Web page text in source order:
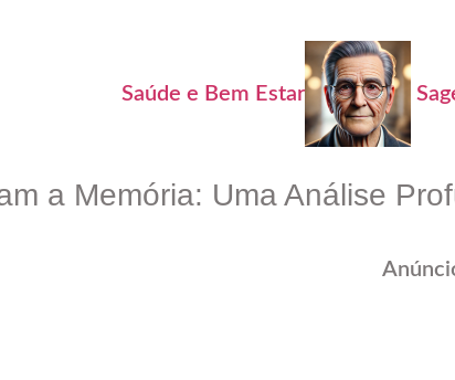
Saúde e Bem Estar
a Memória: Uma Análise